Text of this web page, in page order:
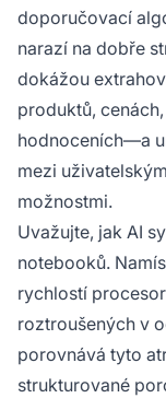
doporučovací
narazí na dobře
dokážou
produktů,
hodnoceních—a
mezi
možnostmi.
Uvažujte, jak AI
notebooků.
rychlostí
roztroušených v
porovnává tyto
strukturované